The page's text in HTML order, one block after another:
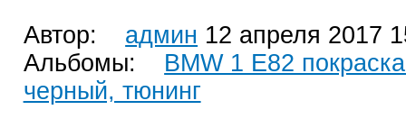
Автор:
админ 12 апреля 2017
Альбомы:
BMW 1 E82
черный, тюнинг